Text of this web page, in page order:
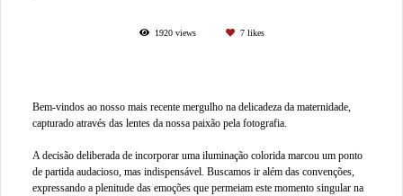
1920views 7likes
Bem-vindos ao nosso mais recente mergulho na delicadeza da maternidade,
capturado através das lentes da nossa paixão pela fotografia.
A decisão deliberada de incorporar uma iluminação colorida marcou um ponto
de partida audacioso, mas indispensável. Buscamos ir além das convenções,
expressando a plenitude das emoções que permeiam este momento singular na